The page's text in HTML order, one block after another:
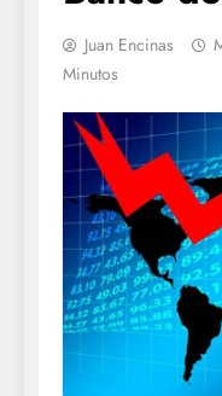
Juan Encinas
Minutos